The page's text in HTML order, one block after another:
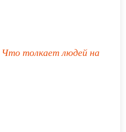
толкает людей на